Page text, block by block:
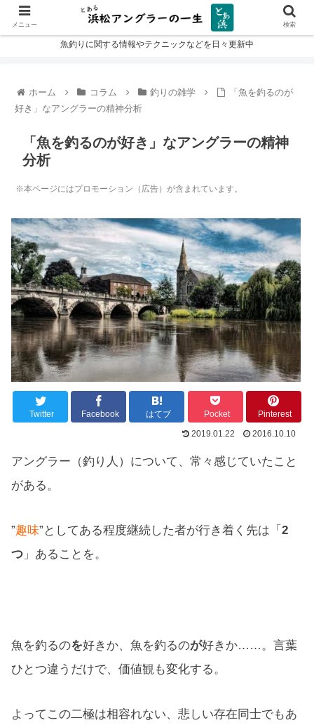
魚釣りに関する情報やテクニックなどを日々更新中
ホーム コラム 釣りの雑学
「魚を釣るのが
好き」なアングラーの精神分析
「魚を釣るのが好き」なアングラーの精神
分析
※本ページにはプロモーション（広告）が含まれています。
Twitter Facebook はてブ Pocket
Pinterest
2019.01.22
2016.10.10
アングラー（釣り人）について、常々感じていたこと
がある。
”趣味”としてある程度継続した者が行き着く先は「 2
つ 」あることを。
魚を釣るのを好きか、魚を釣るのが好きか……。言葉
ひとつ違うだけで、価値観も変化する。
よってこの二極は相容れない、悲しい存在同士でもあ
メニュー 検索